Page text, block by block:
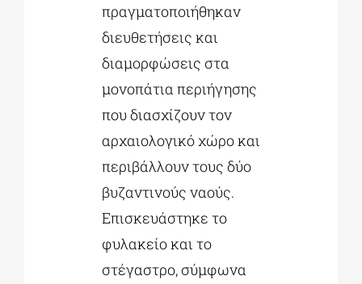
πραγματοποιήθηκαν
διευθετήσεις και
διαμορφώσεις στα
μονοπάτια περιήγησης
που διασχίζουν τον
αρχαιολογικό χώρο και
περιβάλλουν τους δύο
βυζαντινούς ναούς.
Επισκευάστηκε το
φυλακείο και το
στέγαστρο, σύμφωνα